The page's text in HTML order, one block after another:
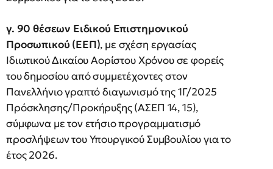
γ. 90 θέσεων Ειδικού Επιστημονικού
Προσωπικού (ΕΕΠ), με σχέση εργασίας
Ιδιωτικού Δικαίου Αορίστου Χρόνου σε φορείς
του δημοσίου από συμμετέχοντες στον
Πανελλήνιο γραπτό διαγωνισμό της 1Γ/2025
Πρόσκλησης/Προκήρυξης (ΑΣΕΠ 14, 15),
σύμφωνα με τον ετήσιο προγραμματισμό
προσλήψεων του Υπουργικού Συμβουλίου για το
έτος 2026.